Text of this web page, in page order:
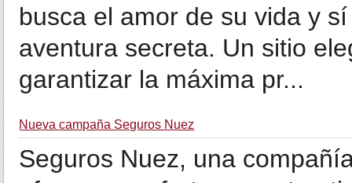
busca el amor de su vida y
aventura secreta. Un sitio
garantizar la máxima pr...
Nueva campaña Seguros Nuez
Seguros Nuez, una